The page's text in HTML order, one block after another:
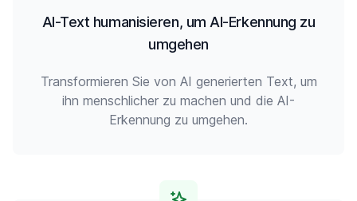
AI-Text humanisieren, um AI-Erkennung zu
umgehen
Transformieren Sie von AI generierten Text, um
ihn menschlicher zu machen und die AI-
Erkennung zu umgehen.